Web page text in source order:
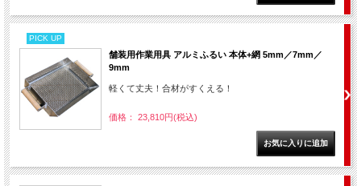
PICK UP
舗装用作業用具 アルミふるい 本体+網 5mm／7mm／
9mm
軽くて丈夫！合材がすくえる！
価格： 23,810円(税込)